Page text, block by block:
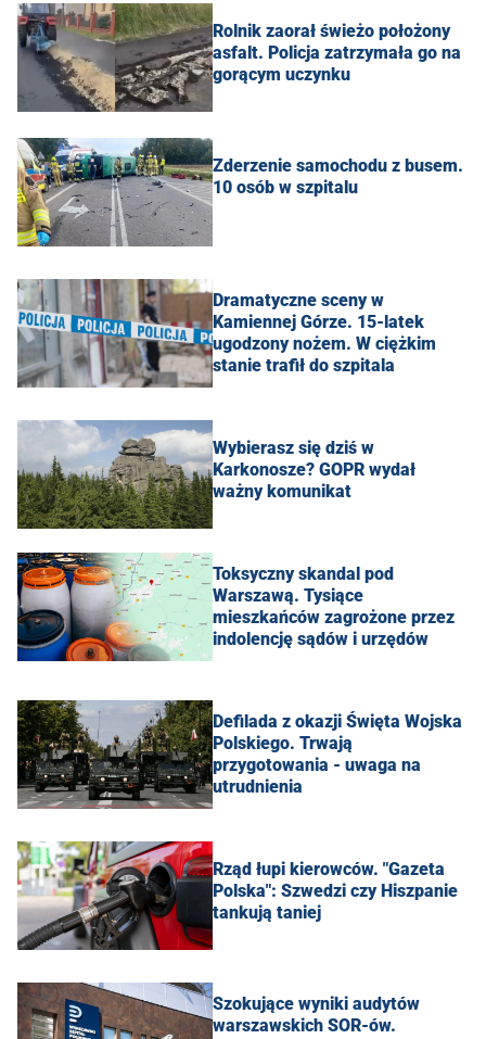
Rolnik zaorał świeżo położony
asfalt. Policja zatrzymała go na
gorącym uczynku
Zderzenie samochodu z busem.
10 osób w szpitalu
Dramatyczne sceny w
Kamiennej Górze. 15-latek
ugodzony nożem. W ciężkim
stanie trafił do szpitala
Wybierasz się dziś w
Karkonosze? GOPR wydał
ważny komunikat
Toksyczny skandal pod
Warszawą. Tysiące
mieszkańców zagrożone przez
indolencję sądów i urzędów
Defilada z okazji Święta Wojska
Polskiego. Trwają
przygotowania - uwaga na
utrudnienia
Rząd łupi kierowców. "Gazeta
Polska": Szwedzi czy Hiszpanie
tankują taniej
Szokujące wyniki audytów
warszawskich SOR-ów.